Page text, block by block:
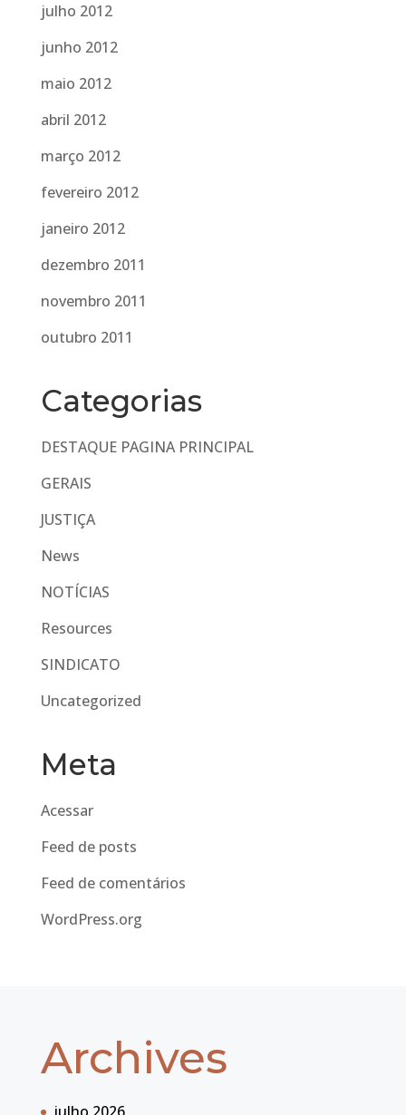
julho 2012
junho 2012
maio 2012
abril 2012
março 2012
fevereiro 2012
janeiro 2012
dezembro 2011
novembro 2011
outubro 2011
Categorias
DESTAQUE PAGINA PRINCIPAL
GERAIS
JUSTIÇA
News
NOTÍCIAS
Resources
SINDICATO
Uncategorized
Meta
Acessar
Feed de posts
Feed de comentários
WordPress.org
Archives